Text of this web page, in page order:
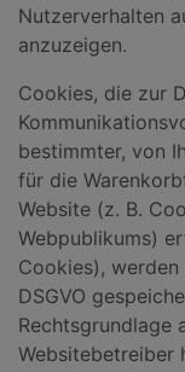
Nutzerverhalten
anzuzeigen.
Cookies, die zur
bestimmter, von
für die
Website (z. B.
Webpublikums)
Cookies),
DSGVO
Rechtsgrundlage
Websitebetreiber